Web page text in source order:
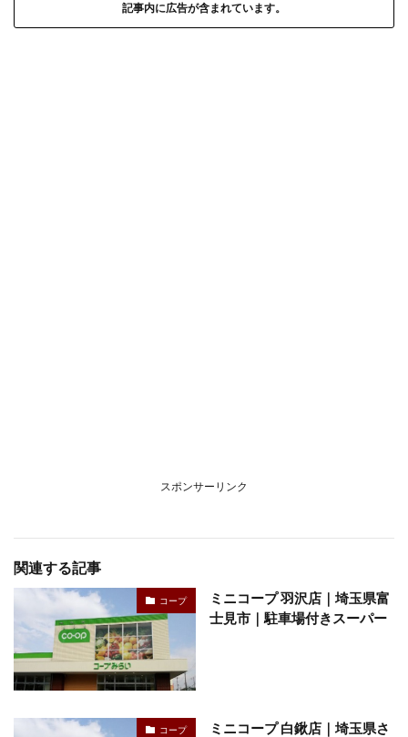
記事内に広告が含まれています。
スポンサーリンク
関連する記事
コープ
ミニコープ 羽沢店｜埼玉県富
士見市｜駐車場付きスーパー
コープ
ミニコープ 白鍬店｜埼玉県さ